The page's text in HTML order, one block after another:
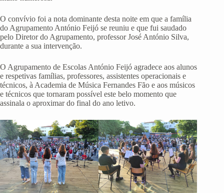
O convívio foi a nota dominante desta noite em que a família
do Agrupamento António Feijó se reuniu e que fui saudado
pelo Diretor do Agrupamento, professor José António Silva,
durante a sua intervenção.
O Agrupamento de Escolas António Feijó agradece aos alunos
e respetivas famílias, professores, assistentes operacionais e
técnicos, à Academia de Música Fernandes Fão e aos músicos
e técnicos que tornaram possível este belo momento que
assinala o aproximar do final do ano letivo.